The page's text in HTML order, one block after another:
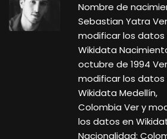
Nombre de
Sebastian Yatra
modificar los datos
Wikidata
octubre de 1994
modificar los datos
Wikidata Medellín,
Colombia Ver y
los datos en
Nacionalidad: